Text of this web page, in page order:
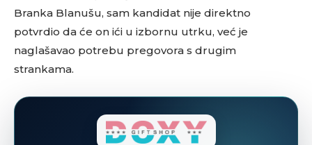
Branka Blanušu, sam kandidat nije direktno
potvrdio da će on ići u izbornu utrku, već je
naglašavao potrebu pregovora s drugim
strankama.